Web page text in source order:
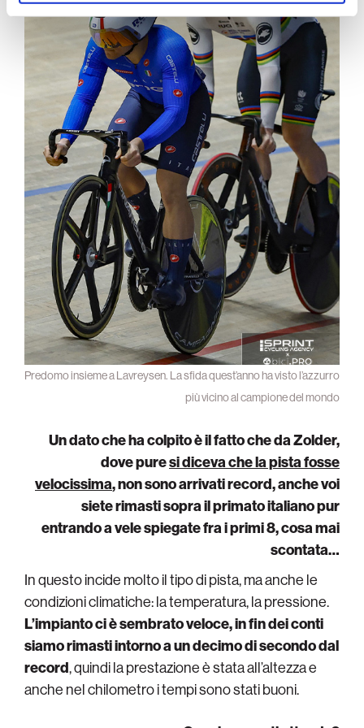
Predomo insieme a Lavreysen. La sfida quest’anno ha visto l’azzurro
più vicino al campione del mondo
Un dato che ha colpito è il fatto che da Zolder,
dove puresi diceva che la pista fosse
velocissima, non sono arrivati record, anche voi
siete rimasti sopra il primato italiano pur
entrando a vele spiegate fra i primi 8, cosa mai
scontata…
In questo incide molto il tipo di pista, ma anche le
condizioni climatiche: la temperatura, la pressione.
L’impianto ci è sembrato veloce, in fin dei conti
siamo rimasti intorno a un decimo di secondo dal
record, quindi la prestazione è stata all’altezza e
anche nel chilometro i tempi sono stati buoni.